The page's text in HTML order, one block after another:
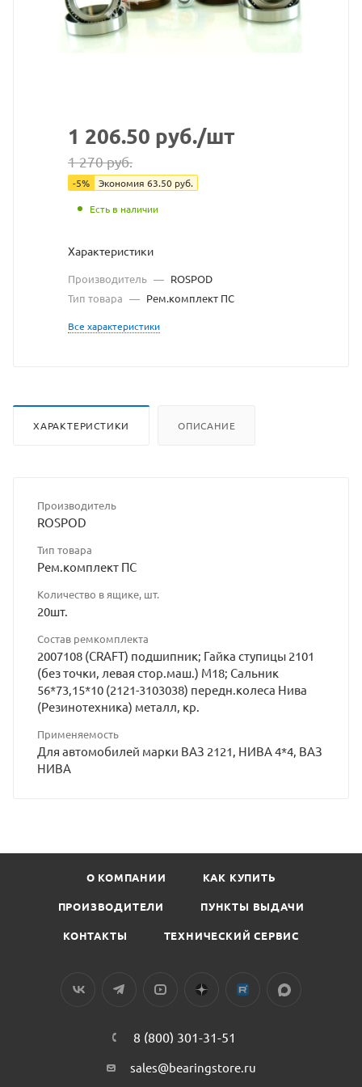
с
ссылке
разрешения
1 206.50 руб./шт
1 270руб.
-5% Экономия 63.50 руб.
Есть в наличии
Характеристики
Производитель — ROSPOD
Тип товара — Рем.комплект ПС
Все характеристики
ХАРАКТЕРИСТИКИ ОПИСАНИЕ
Производитель
ROSPOD
Тип товара
Рем.комплект ПС
Количество в ящике, шт.
20шт.
Состав ремкомплекта
2007108 (CRAFT) подшипник; Гайка ступицы 2101
(без точки, левая стор.маш.) М18; Сальник
56*73,15*10 (2121-3103038) передн.колеса Нива
(Резинотехника) металл, кр.
Применяемость
Для автомобилей марки ВАЗ 2121, НИВА 4*4, ВАЗ
НИВА
О КОМПАНИИ КАК КУПИТЬ
ПРОИЗВОДИТЕЛИ ПУНКТЫ ВЫДАЧИ
КОНТАКТЫ ТЕХНИЧЕСКИЙ СЕРВИС
8 (800) 301-31-51
sales@bearingstore.ru